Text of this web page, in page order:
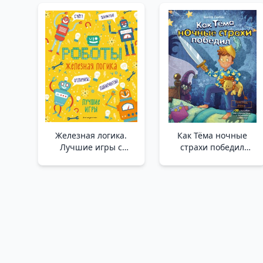
Железная логика.
Лучшие игры с
Как Тёма ночные
страхи победил